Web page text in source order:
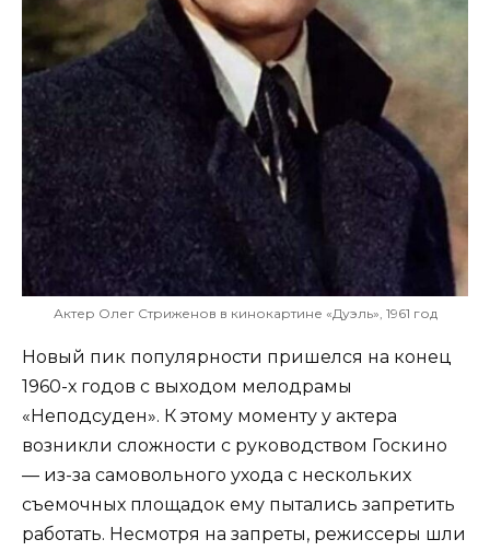
Актер Олег Стриженов в кинокартине «Дуэль», 1961 год
Новый пик популярности пришелся на конец
1960-х годов с выходом мелодрамы
«Неподсуден». К этому моменту у актера
возникли сложности с руководством Госкино
— из-за самовольного ухода с нескольких
съемочных площадок ему пытались запретить
работать. Несмотря на запреты, режиссеры шли